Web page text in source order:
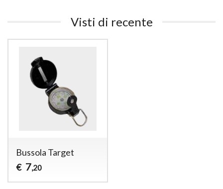
Visti di recente
Bussola Target
€ 7,20